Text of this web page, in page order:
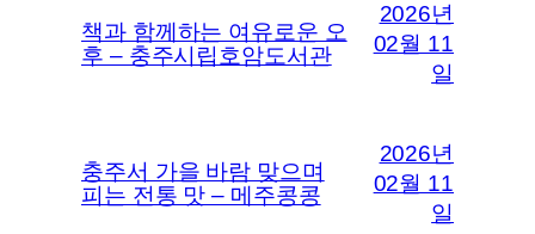
책과 함께하는 여유로운 오
후 – 충주시립호암도서관
2026년
02월 11
일
충주서 가을 바람 맞으며
피는 전통 맛 – 메주콩콩
2026년
02월 11
일